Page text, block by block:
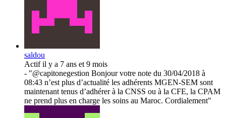
saldou
Actif il y a 7 ans et 9 mois
- "@capitonegestion Bonjour votre note du 30/04/2018 à
08:43 n’est plus d’actualité les adhérents MGEN-SEM sont
maintenant tenus d’adhérer à la CNSS ou à la CFE, la CPAM
ne prend plus en charge les soins au Maroc. Cordialement"